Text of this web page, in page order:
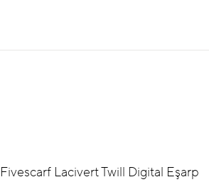
Fivescarf Lacivert Twill Digital Eşarp